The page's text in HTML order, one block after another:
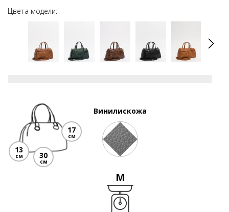
Цвета модели:
13
см
17
см
30
см
Винилискожа
M